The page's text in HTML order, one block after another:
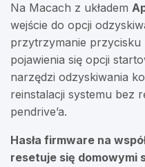
Na Macach z układem
wejście do opcji
przytrzymanie przycisku
pojawienia się opcji
narzędzi odzyskiwania
reinstalacji systemu bez
pendrive’a.
Hasła firmware na
resetuje się domowymi